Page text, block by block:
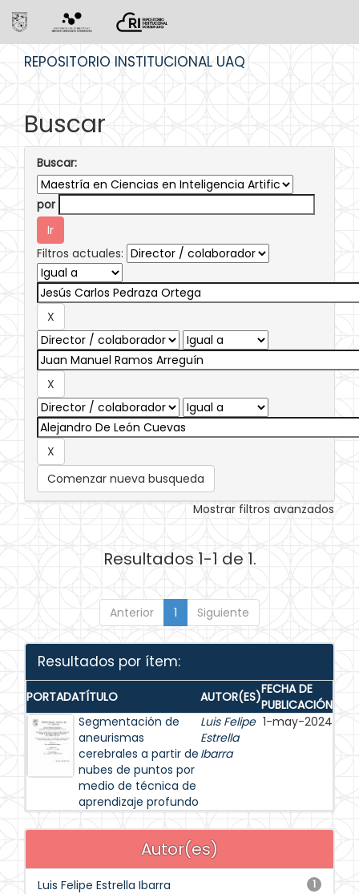
REPOSITORIO INSTITUCIONAL UAQ
Buscar
Buscar:
por
Filtros actuales:
Comenzar nueva busqueda
Mostrar filtros avanzados
Resultados 1-1 de 1.
Anterior 1 Siguiente
Resultados por ítem:
PORTADATÍTULO AUTOR(ES)FECHA DE
PUBLICACIÓN
Segmentación de
aneurismas
cerebrales a partir de
nubes de puntos por
medio de técnica de
aprendizaje profundo
Luis Felipe
Estrella
Ibarra
1-may-2024
Autor(es)
1
Luis Felipe Estrella Ibarra